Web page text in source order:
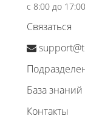
с 8:00 до
Связаться
База знаний
Контакты